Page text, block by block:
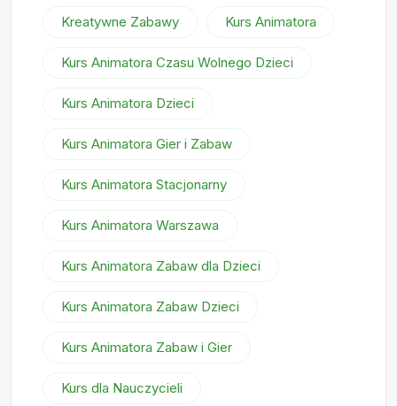
Kreatywne Zabawy Kurs Animatora
Kurs Animatora Czasu Wolnego Dzieci
Kurs Animatora Dzieci
Kurs Animatora Gier i Zabaw
Kurs Animatora Stacjonarny
Kurs Animatora Warszawa
Kurs Animatora Zabaw dla Dzieci
Kurs Animatora Zabaw Dzieci
Kurs Animatora Zabaw i Gier
Kurs dla Nauczycieli